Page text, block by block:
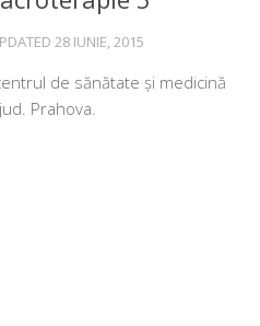
28 IUNIE, 2015
de sănă­ta­te și medi­ci­nă
Prahova.